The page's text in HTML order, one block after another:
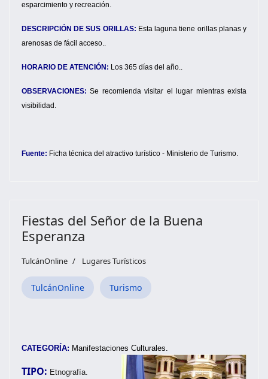
esparcimiento y recreación.
DESCRIPCIÓN DE SUS ORILLAS: Esta laguna tiene orillas planas y
arenosas de fácil acceso..
HORARIO DE ATENCIÓN: Los 365 días del año..
OBSERVACIONES: Se recomienda visitar el lugar mientras exista
visibilidad.
Fuente: Ficha técnica del atractivo turístico - Ministerio de Turismo.
Fiestas del Señor de la Buena
Esperanza
TulcánOnline Lugares Turísticos
TulcánOnline Turismo
CATEGORÍA: Manifestaciones Culturales.
TIPO: Etnografía.